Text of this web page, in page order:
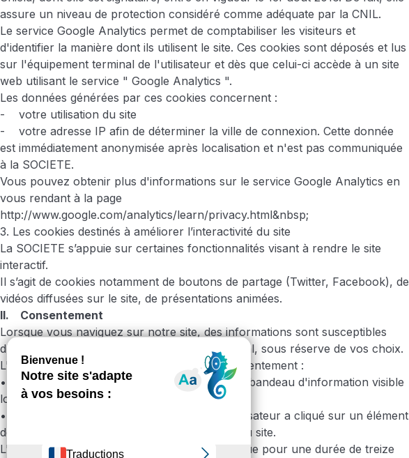
assure un niveau de protection considéré comme adéquate par la CNIL.
Le service Google Analytics permet de comptabiliser les visiteurs et
d'identifier la manière dont ils utilisent le site. Ces cookies sont déposés et lus
sur l'équipement terminal de l'utilisateur et dès que celui-ci accède à un site
web utilisant le service " Google Analytics ".
Les données générées par ces cookies concernent :
- votre utilisation du site
- votre adresse IP afin de déterminer la ville de connexion. Cette donnée
est immédiatement anonymisée après localisation et n'est pas communiquée
à la SOCIETE.
Vous pouvez obtenir plus d'informations sur le service Google Analytics en
vous rendant à la page
http://www.google.com/analytics/learn/privacy.html&nbsp;
3. Les cookies destinés à améliorer l’interactivité du site
La SOCIETE s’appuie sur certaines fonctionnalités visant à rendre le site
interactif.
Il s’agit de cookies notamment de boutons de partage (Twitter, Facebook), de
vidéos diffusées sur le site, de présentations animées.
II. Consentement
Lorsque vous naviguez sur notre site, des informations sont susceptibles
d'être enregistrées, ou lues, dans votre terminal, sous réserve de vos choix.
L'utilisateur est présumé avoir donné son consentement :
• En cliquant sur l'icône " X " figurant sur le bandeau d'information visible
lors de sa première connexion sur le site.
• En poursuivant sa navigation, lorsque l'utilisateur a cliqué sur un élément
de du site ou s'est rendu sur une autre page du site.
L'accord donné par l'utilisateur n'est valable que pour une durée de treize